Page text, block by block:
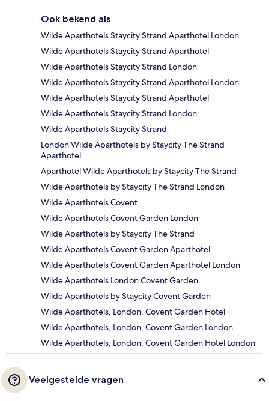
Ook bekend als
Wilde Aparthotels Staycity Strand Aparthotel London
Wilde Aparthotels Staycity Strand Aparthotel
Wilde Aparthotels Staycity Strand London
Wilde Aparthotels Staycity Strand Aparthotel London
Wilde Aparthotels Staycity Strand Aparthotel
Wilde Aparthotels Staycity Strand London
Wilde Aparthotels Staycity Strand
London Wilde Aparthotels by Staycity The Strand
Aparthotel
Aparthotel Wilde Aparthotels by Staycity The Strand
Wilde Aparthotels by Staycity The Strand London
Wilde Aparthotels Covent
Wilde Aparthotels Covent Garden London
Wilde Aparthotels by Staycity The Strand
Wilde Aparthotels Covent Garden Aparthotel
Wilde Aparthotels Covent Garden Aparthotel London
Wilde Aparthotels London Covent Garden
Wilde Aparthotels by Staycity Covent Garden
Wilde Aparthotels, London, Covent Garden Hotel
Wilde Aparthotels, London, Covent Garden London
Wilde Aparthotels, London, Covent Garden Hotel London
Veelgestelde vragen